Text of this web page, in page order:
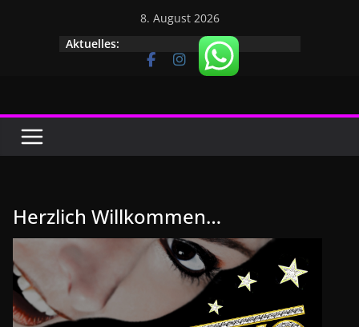
8. August 2026
Aktuelles:
Herzlich Willkommen…